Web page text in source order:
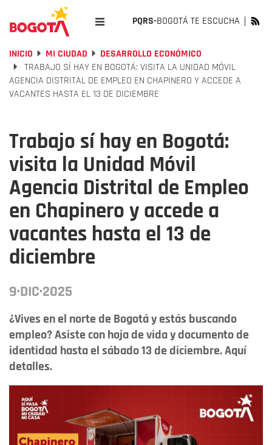
PQRS-BOGOTÁ TE ESCUCHA
INICIO MI CIUDAD
DESARROLLO ECONÓMICO
TRABAJO SÍ HAY EN BOGOTÁ: VISITA LA UNIDAD MÓVIL
AGENCIA DISTRITAL DE EMPLEO EN CHAPINERO Y ACCEDE A
VACANTES HASTA EL 13 DE DICIEMBRE
Trabajo sí hay en Bogotá:
visita la Unidad Móvil
Agencia Distrital de Empleo
en Chapinero y accede a
vacantes hasta el 13 de
diciembre
9·DIC·2025
¿Vives en el norte de Bogotá y estás buscando
empleo? Asiste con hoja de vida y documento de
identidad hasta el sábado 13 de diciembre. Aquí
detalles.